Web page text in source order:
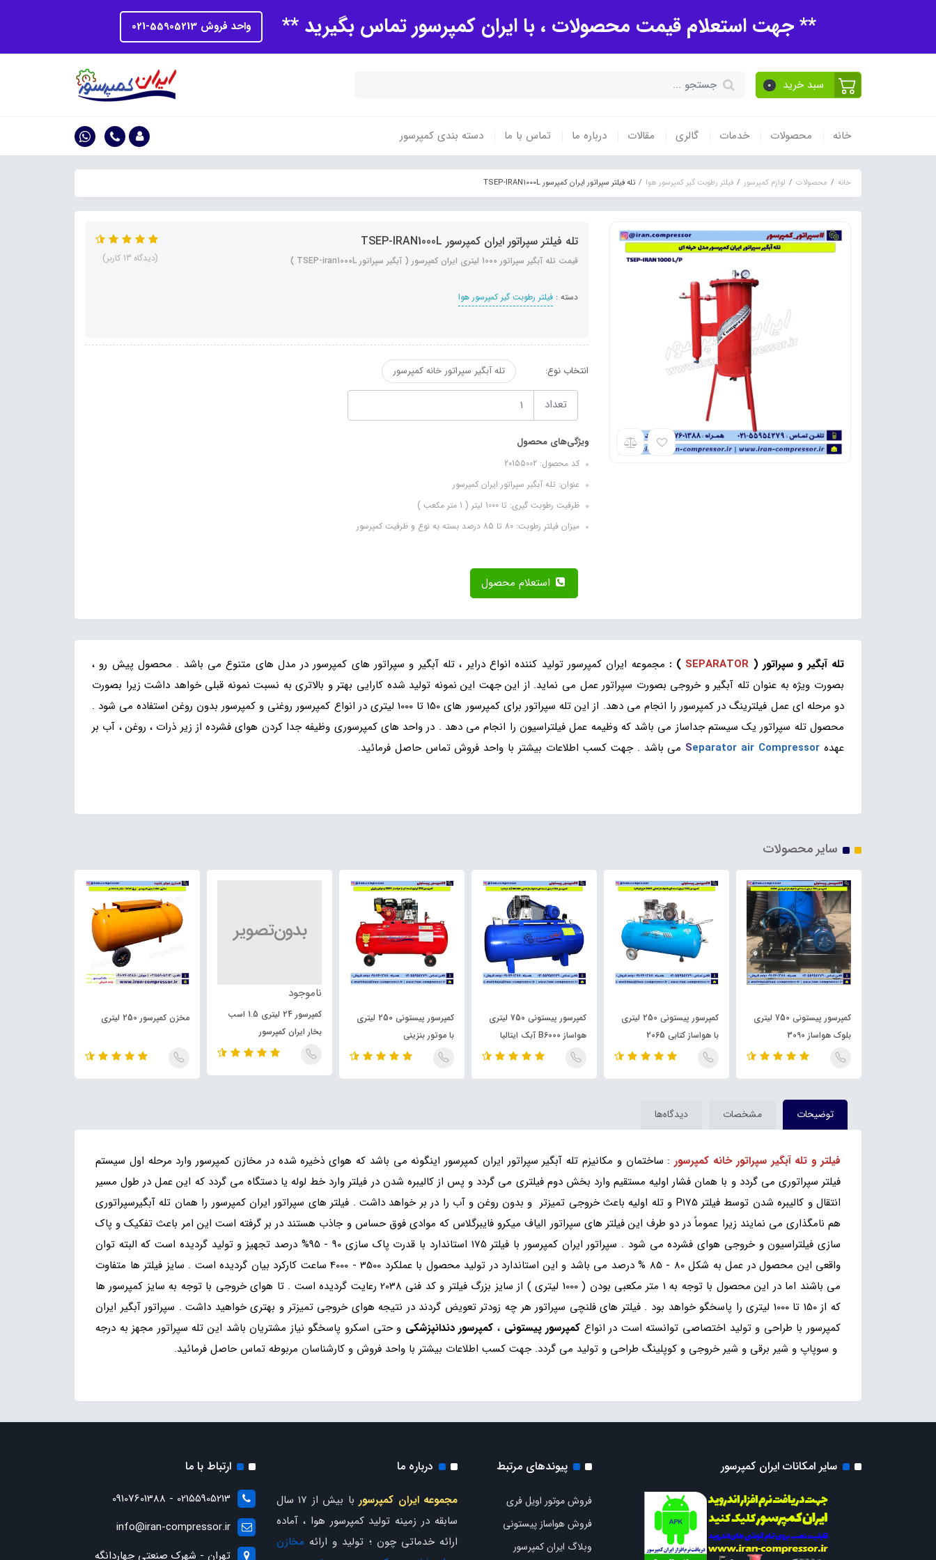
** جهت استعلام قیمت محصولات ، با ایران کمپرسور تماس بگیرید ** واحد فروش 55905213-021
سبد خرید 0
خانه محصولات خدمات گالری مقالات درباره ما تماس با ما دسته بندی کمپرسور
خانه محصولات لوازم کمپرسور فیلتر رطوبت گیر کمپرسور هوا تله فیلتر سپراتور ایران کمپرسور TSEP-IRAN1000L
تله فیلتر سپراتور ایران کمپرسور TSEP-IRAN1000L
قیمت تله آبگیر سپراتور 1000 لیتری ایران کمپرسور ( آبگیر سپراتور TSEP-iran1000L )
دسته : فیلتر رطوبت گیر کمپرسور هوا
(دیدگاه 13 کاربر)
انتخاب نوع: تله آبگیر سپراتور خانه کمپرسور
تعداد
ویژگی‌های محصول
کد محصول: 20155002
عنوان: تله آبگیر سپراتور ایران کمپرسور
ظرفیت رطوبت گیری: تا 1000 لیتر ( 1 متر مکعب )
میزان فیلتر رطوبت: 80 تا 85 درصد بسته به نوع و ظرفیت کمپرسور
تله آبگیر و سپراتور ( SEPARATOR
) : مجموعه ایران کمپرسور تولید کننده انواع درایر ، تله آبگیر و سپراتور های کمپرسور در مدل های متنوع می باشد . محصول پیش رو ،
بصورت ویژه به عنوان تله آبگیر و خروجی بصورت سپراتور عمل می نماید. از این جهت این نمونه تولید شده کارایی بهتر و بالاتری به نسبت نمونه قبلی خواهد داشت زیرا بصورت
دو مرحله ای عمل فیلترینگ در کمپرسور را انجام می دهد. از این تله سپراتور برای کمپرسور های 150 تا 1000 لیتری در انواع کمپرسور روغنی و کمپرسور بدون روغن استفاده می شود .
محصول تله سپراتور یک سیستم جداساز می باشد که وظیمه عمل فیلتراسیون را انجام می دهد . در واحد های کمپرسوری وظیفه جدا کردن هوای فشرده از زیر ذرات ، روغن ، آب بر
عهده
Separator air Compressor می باشد . جهت کسب اطلاعات بیشتر با واحد فروش تماس حاصل فرمائید.
سایر محصولات
کمپرسور پیستونی 750 لیتری
بلوک هواساز 3090
کمپرسور پیستونی 250 لیتری
با هواساز کتابی 2065
کمپرسور پیستونی 750 لیتری
هواساز B6000 آبک ایتالیا
کمپرسور پیستونی 250 لیتری
با موتور بنزینی
ناموجود
کمپرسور 24 لیتری 1.5 اسب
بخار ایران کمپرسور
مخزن کمپرسور 250 لیتری
توضیحات مشخصات دیدگاه‌ها
فیلتر و تله آبگیر سپراتور خانه کمپرسور : ساختمان و مکانیزم تله آبگیر سپراتور ایران کمپرسور اینگونه می باشد که هوای ذخیره شده در مخازن کمپرسور وارد مرحله اول سیستم
فیلتر سپراتوری می گردد و با همان فشار اولیه مستقیم وارد بخش دوم فیلتری می گردد و پس از کالیبره شدن در فیلتر وارد خط لوله یا دستگاه می گردد که این عمل در طول مسیر
انتقال و کالیبره شدن توسط فیلتر P175 و تله اولیه باعث خروجی تمیزتر و بدون روغن و آب را در بر خواهد داشت . فیلتر های سپراتور ایران کمپرسور را همان تله آبگیرسپراتوری
هم نامگذاری می نمایند زیرا عموماً در دو طرف این فیلتر های سپراتور الیاف میکرو فایبرگلاس که موادی فوق حساس و جاذب هستند در بر گرفته است این امر باعث تفکیک و پاک
سازی فیلتراسیون و خروجی هوای فشرده می شود . سپراتور ایران کمپرسور با فیلتر 175 استاندارد با قدرت پاک سازی 90 - 95% درصد تجهیز و تولید گردیده است که البته توان
واقعی این محصول در عمل به شکل 80 - 85 % درصد می باشد و این استاندارد در تولید محصول با عملکرد 3500 - 4000 ساعت کارکرد بیان گردیده است . سایز فیلتر ها متفاوت
می باشند اما در این محصول با توجه به 1 متر مکعبی بودن ( 1000 لیتری ) از سایز بزرگ فیلتر و کد فنی 2038 رعایت گردیده است . تا هوای خروجی با توجه به سایز کمپرسور ها
که از 150 تا 1000 لیتری را پاسخگو خواهد بود . فیلتر های فلنچی سپراتور هر چه زودتر تعویض گردند در نتیجه هوای خروجی تمیزتر و بهتری خواهید داشت . سپراتور آبگیر ایران
کمپرسور با طراحی و تولید اختصاصی توانسته است در انواع کمپرسور پیستونی ، کمپرسور دندانپزشکی و حتی اسکرو پاسخگو نیاز مشتریان باشد این تله سپراتور مجهز به درجه
و سوپاپ و شیر برقی و شیر خروجی و کوپلینگ طراحی و تولید می گردد. جهت کسب اطلاعات بیشتر با واحد فروش و کارشناسان مربوطه تماس حاصل فرمائید.
سایر امکانات ایران کمپرسور پیوندهای مرتبط
فروش موتور اویل فری
فروش هواساز پیستونی
وبلاگ ایران کمپرسور
درباره ما
مجموعه ایران کمپرسور
با بیش از 17 سال
سابقه در زمینه تولید کمپرسور هوا ، آماده
ارائه خدماتی چون ؛ تولید و ارائه مخازن
ارتباط با ما
02155905213 - 09107601388
info@iran-compressor.ir
تهران - شهرک صنعتی چهاردانگه